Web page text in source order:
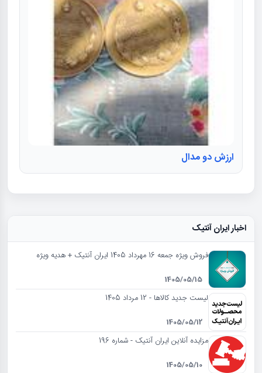
ارزش دو مدال
اخبار ایران آنتیک
فروش ویژه جمعه 16 مهرداد 1405 ایران آنتیک + هدیه ویژه
1405/05/15
لیست جدید کالاها - 12 مرداد 1405
1405/05/12
مزایده آنلاین ایران آنتیک - شماره 196
1405/05/10